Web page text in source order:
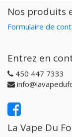
Nos produits
Formulaire de
Entrez en
450 447 7333
La Vape Du